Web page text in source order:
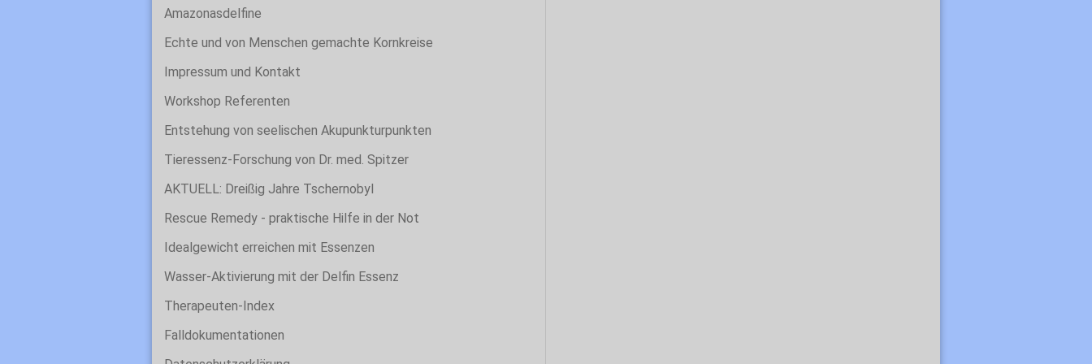
Amazonasdelfine
Echte und von Menschen gemachte Kornkreise
Impressum und Kontakt
Workshop Referenten
Entstehung von seelischen Akupunkturpunkten
Tieressenz-Forschung von Dr. med. Spitzer
AKTUELL: Dreißig Jahre Tschernobyl
Rescue Remedy - praktische Hilfe in der Not
Idealgewicht erreichen mit Essenzen
Wasser-Aktivierung mit der Delfin Essenz
Therapeuten-Index
Falldokumentationen